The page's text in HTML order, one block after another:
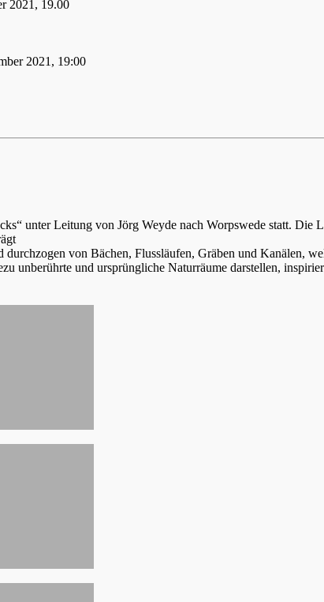
2021, 19.00
2021, 19:00
unter Leitung von Jörg Weyde nach Worpswede statt. Die
von Bächen, Flussläufen, Gräben und Kanälen,
unberührte und ursprüngliche Naturräume darstellen,